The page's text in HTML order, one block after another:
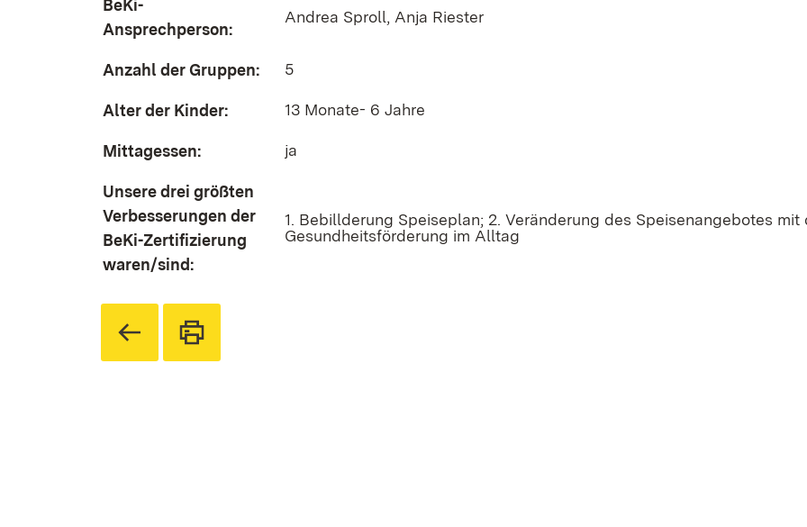
BeKi-
Ansprechperson:
Andrea Sproll, Anja Riester
Anzahl der Gruppen: 5
Alter der Kinder: 13 Monate- 6 Jahre
Mittagessen: ja
Unsere drei größten
Verbesserungen der
BeKi-Zertifizierung
waren/sind:
1. Bebillderung Speiseplan; 2. Veränderung des Speisenangebotes
Gesundheitsförderung im Alltag